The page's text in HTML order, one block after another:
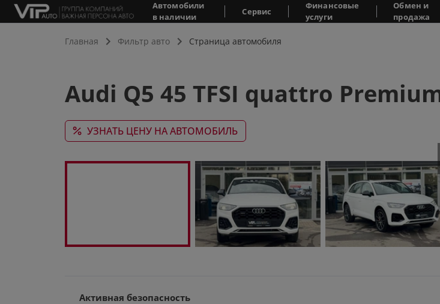
Автомобили
в наличии
Сервис
Финансовые
услуги
Обмен и
продажа
Главная Фильтр авто Страница автомобиля
Audi Q5 45 TFSI quattro
УЗНАТЬ ЦЕНУ НА АВТОМОБИЛЬ
Активная безопасность